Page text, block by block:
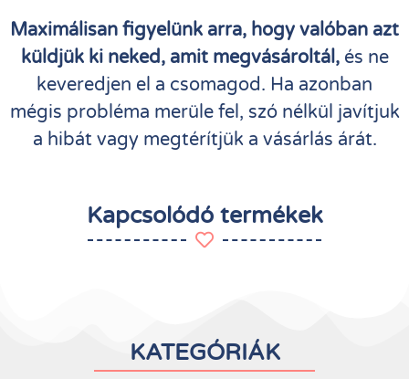
Maximálisan figyelünk arra, hogy valóban azt
küldjük ki neked, amit megvásároltál, és ne
keveredjen el a csomagod. Ha azonban
mégis probléma merüle fel, szó nélkül javítjuk
a hibát vagy megtérítjük a vásárlás árát.
Kapcsolódó termékek
KATEGÓRIÁK